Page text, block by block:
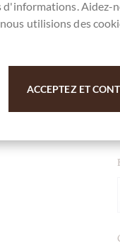
d'informations. Aidez-
utilisions des
ACCEPTEZ ET